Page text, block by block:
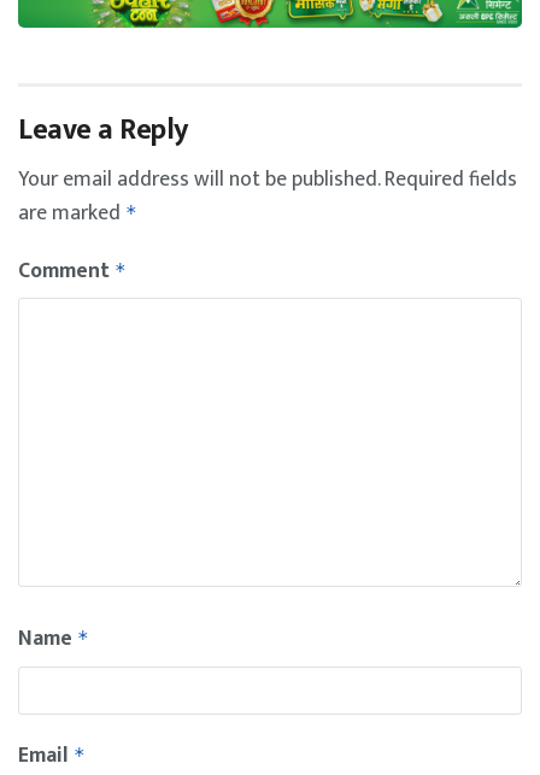
Leave a Reply
Your email address will not be published.Required fields
are marked *
Comment *
Name *
Email *